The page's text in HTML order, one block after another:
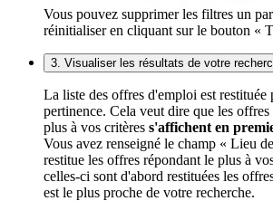
Vous pouvez supprimer les filtres un
réinitialiser en cliquant sur le bouton «
3. Visualiser les résultats de votre
La liste des offres d'emploi est restituée
pertinence. Cela veut dire que les
plus à vos critères s'affichent en
Vous avez renseigné le champ « Lieu
restitue les offres répondant le plus à
celles-ci sont d'abord restituées les
est le plus proche de votre recherche.